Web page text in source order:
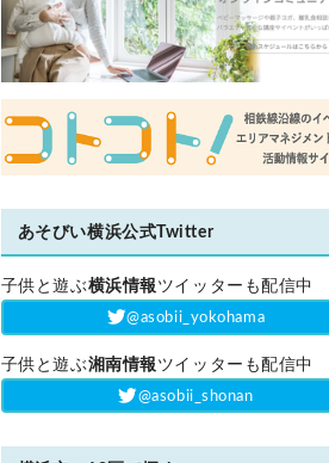
あそびい横浜公式Twitter
子供と遊ぶ横浜情報 ツイッターも配信中
‎@asobii_yokohama
子供と遊ぶ湘南情報 ツイッターも配信中
‎@asobii_shonan